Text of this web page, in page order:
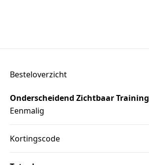
Besteloverzicht
Onderscheidend Zichtbaar Training
Eenmalig
Kortingscode